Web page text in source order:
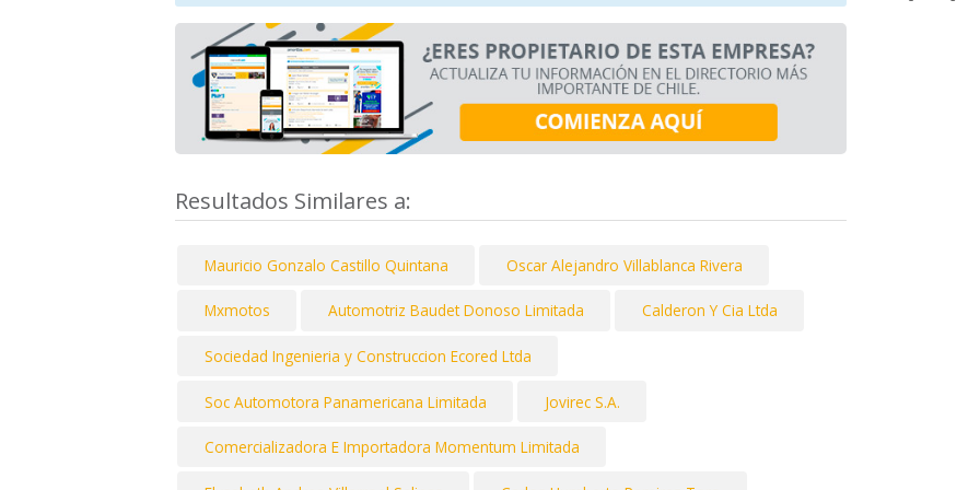
Resultados Similares a:
Mauricio Gonzalo Castillo Quintana Oscar Alejandro Villablanca Rivera
Mxmotos Automotriz Baudet Donoso Limitada Calderon Y Cia Ltda
Sociedad Ingenieria y Construccion Ecored Ltda
Soc Automotora Panamericana Limitada Jovirec S.A.
Comercializadora E Importadora Momentum Limitada